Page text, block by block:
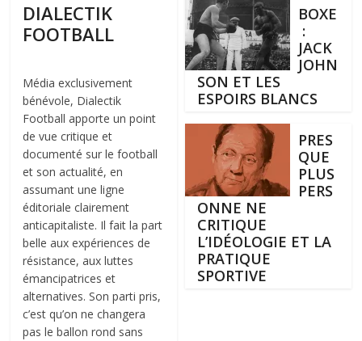
DIALECTIK
FOOTBALL
Média exclusivement
bénévole, Dialectik
Football apporte un point
de vue critique et
documenté sur le football
et son actualité, en
assumant une ligne
éditoriale clairement
anticapitaliste. Il fait la part
belle aux expériences de
résistance, aux luttes
émancipatrices et
alternatives. Son parti pris,
c’est qu’on ne changera
pas le ballon rond sans
BOXE
:
JACK
JOHN
SON ET LES
ESPOIRS BLANCS
PRES
QUE
PLUS
PERS
ONNE NE
CRITIQUE
L’IDÉOLOGIE ET LA
PRATIQUE
SPORTIVE